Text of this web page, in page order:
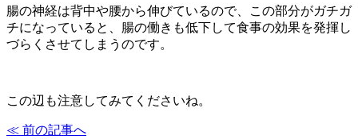
腸の神経は背中や腰から伸びているので、この部分がガチガ
チになっていると、腸の働きも低下して食事の効果を発揮し
づらくさせてしまうのです。
この辺も注意してみてくださいね。
≪ 前の記事へ